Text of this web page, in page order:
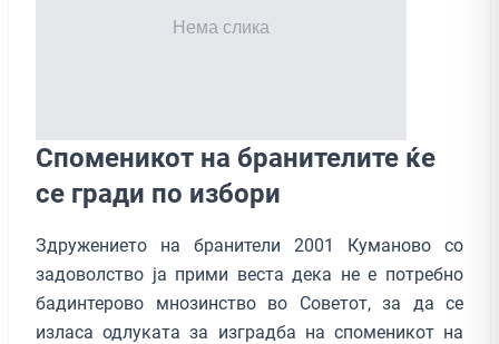
Споменикот на бранителите ќе
се гради по избори
Здружението на бранители 2001 Куманово со
задоволство ја прими веста дека не е потребно
бадинтерово мнозинство во Советот, за да се
изласа одлуката за изградба на споменикот на